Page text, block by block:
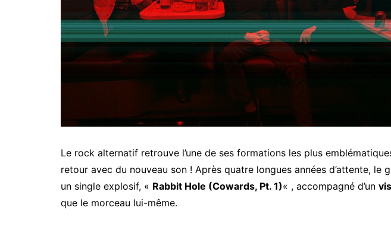
Le rock alternatif retrouve l’une de ses formations les plus
retour avec du nouveau son ! Après quatre longues années d’attente, le
un single explosif, « Rabbit Hole (Cowards, Pt. 1)« , accompagné d’un
que le morceau lui-même.